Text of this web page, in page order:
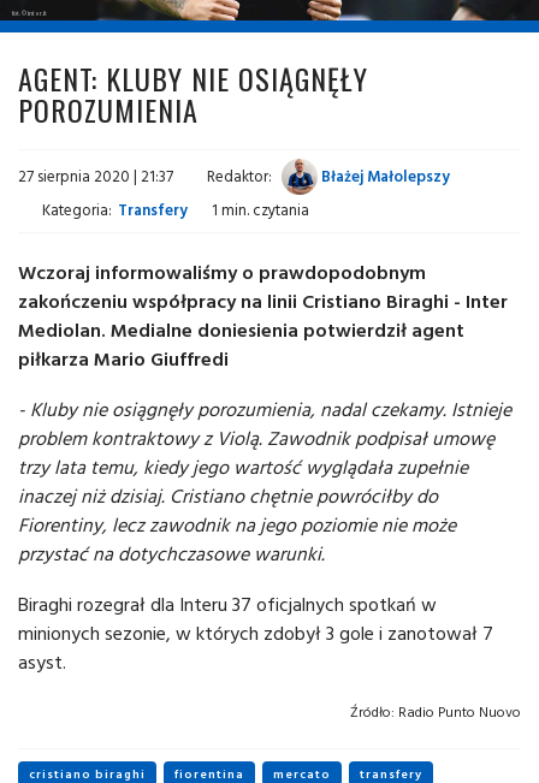
fot. © inter.it
AGENT: KLUBY NIE OSIĄGNĘŁY
POROZUMIENIA
27 sierpnia 2020 | 21:37 Redaktor:
Błażej Małolepszy
Kategoria: Transfery 1 min. czytania
Wczoraj informowaliśmy o prawdopodobnym
zakończeniu współpracy na linii Cristiano Biraghi - Inter
Mediolan. Medialne doniesienia potwierdził agent
piłkarza Mario Giuffredi
- Kluby nie osiągnęły porozumienia, nadal czekamy. Istnieje
problem kontraktowy z Violą. Zawodnik podpisał umowę
trzy lata temu, kiedy jego wartość wyglądała zupełnie
inaczej niż dzisiaj. Cristiano chętnie powróciłby do
Fiorentiny, lecz zawodnik na jego poziomie nie może
przystać na dotychczasowe warunki.
Biraghi rozegrał dla Interu 37 oficjalnych spotkań w
minionych sezonie, w których zdobył 3 gole i zanotował 7
asyst.
Źródło: Radio Punto Nuovo
cristiano biraghi fiorentina mercato transfery